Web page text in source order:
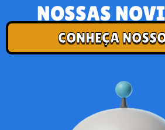
NOSSAS
CONHEÇA